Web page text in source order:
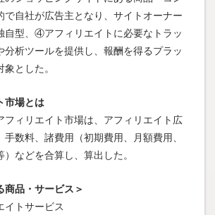
で自社が広告主となり、サイトオーナー
自型、④アフィリエイトに必要なトラッ
分析ツールを提供し、報酬を得るプラッ
象とした。
市場とは
フィリエイト市場は、アフィリエイト広
数料、諸費用（初期費用、月額費用、
などを合算し、算出した。
商品・サービス＞
イトサービス